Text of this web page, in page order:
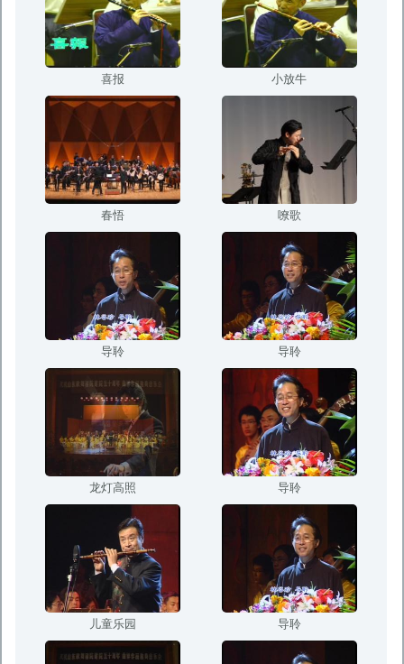
喜报 小放牛
春悟 嘹歌
导聆 导聆
龙灯高照 导聆
儿童乐园 导聆